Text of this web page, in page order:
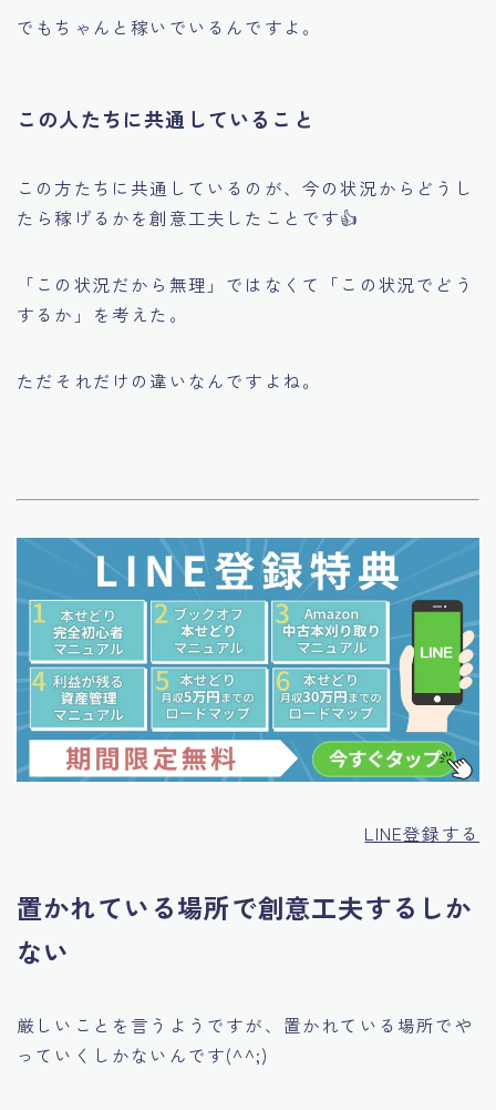
でもちゃんと稼いでいるんですよ。
この人たちに共通していること
この方たちに共通しているのが、今の状況からどうし
たら稼げるかを創意工夫したことです👍
「この状況だから無理」ではなくて「この状況でどう
するか」を考えた。
ただそれだけの違いなんですよね。
LINE登録する
置かれている場所で創意工夫するしか
ない
厳しいことを言うようですが、置かれている場所でや
っていくしかないんです(^^;)